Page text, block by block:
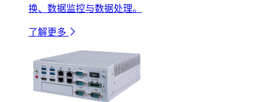
换、数据监控与数据处理。
了解更多